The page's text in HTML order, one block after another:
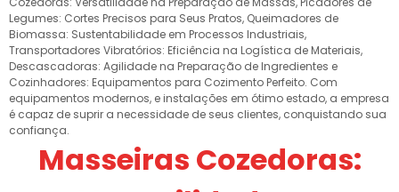
Legumes: Cortes Precisos para Seus Pratos, Queimadores de
Biomassa: Sustentabilidade em Processos Industriais,
Transportadores Vibratórios: Eficiência na Logística de Materiais,
Descascadoras: Agilidade na Preparação de Ingredientes e
Cozinhadores: Equipamentos para Cozimento Perfeito. Com
equipamentos modernos, e instalações em ótimo estado, a empresa
é capaz de suprir a necessidade de seus clientes, conquistando sua
confiança.
Masseiras Cozedoras: